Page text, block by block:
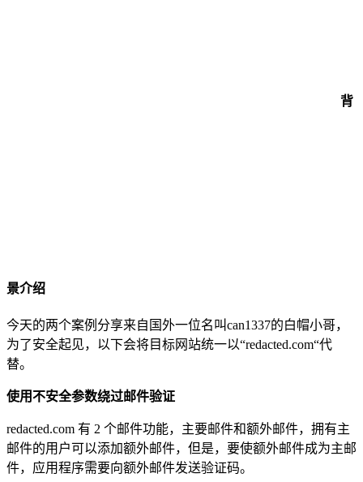
背
景介绍
今天的两个案例分享来自国外一位名叫can1337的白帽小哥，
为了安全起见，以下会将目标网站统一以“redacted.com“代
替。
使用不安全参数绕过邮件验证
redacted.com 有 2 个邮件功能，主要邮件和额外邮件，拥有主
邮件的用户可以添加额外邮件，但是，要使额外邮件成为主邮
件，应用程序需要向额外邮件发送验证码。